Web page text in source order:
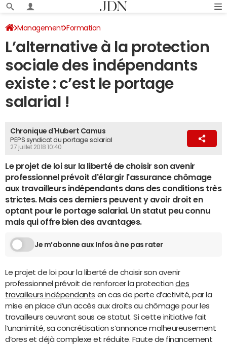
Management Formation
L’alternative à la protection
sociale des indépendants
existe : c’est le portage
salarial !
Chronique d'Hubert Camus
PEPS syndicat du portage salarial
27 juillet 2018 10:40
Le projet de loi sur la liberté de choisir son avenir
professionnel prévoit d'élargir l'assurance chômage
aux travailleurs indépendants dans des conditions très
strictes. Mais ces derniers peuvent y avoir droit en
optant pour le portage salarial. Un statut peu connu
mais qui offre bien des avantages.
Je m’abonne aux Infos à ne pas rater
Le projet de loi pour la liberté de choisir son avenir
professionnel prévoit de renforcer la protectiondes
travailleurs indépendants en cas de perte d’activité, par la
mise en place d’un accès aux droits au chômage pour les
travailleurs œuvrant sous ce statut. Si cette initiative fait
l’unanimité, sa concrétisation s’annonce malheureusement
d’ores et déjà complexe et réduite. Faute de financement